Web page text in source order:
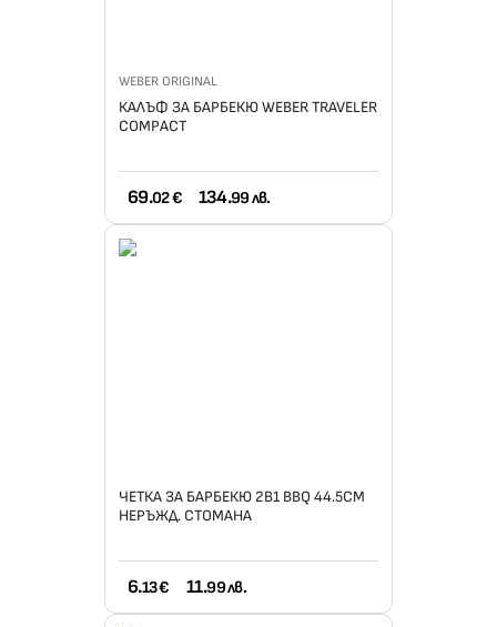
WEBER ORIGINAL
КАЛЪФ ЗА БАРБЕКЮ WEBER TRAVELER
COMPACT
69.02 € 134.99 лв.
ЧЕТКА ЗА БАРБЕКЮ 2В1 BBQ 44.5СМ
НЕРЪЖД. СТОМАНА
6.13 € 11.99 лв.